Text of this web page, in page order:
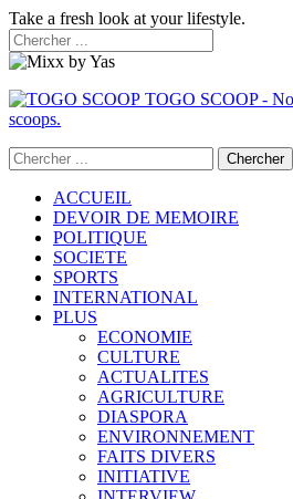
Take a fresh look at your lifestyle.
TOGO SCOOP -
scoops.
ACCUEIL
DEVOIR DE MEMOIRE
POLITIQUE
SOCIETE
SPORTS
INTERNATIONAL
PLUS
ECONOMIE
CULTURE
ACTUALITES
AGRICULTURE
DIASPORA
ENVIRONNEMENT
FAITS DIVERS
INITIATIVE